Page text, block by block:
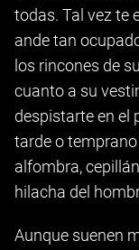
todas. Tal vez te
ande tan
los rincones de
cuanto a su
despistarte en el
tarde o
alfombra,
hilacha del
Aunque suenen